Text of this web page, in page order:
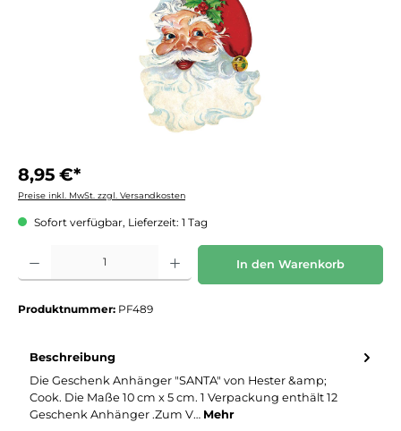
8,95 €*
Preise inkl. MwSt. zzgl. Versandkosten
Sofort verfügbar, Lieferzeit: 1 Tag
Produkt Anzahl: Gib den gewünschten Wert ein oder benutze die Schaltflächen um
In den Warenkorb
Produktnummer: PF489
Beschreibung
Die Geschenk Anhänger "SANTA" von Hester &amp;
Cook. Die Maße 10 cm x 5 cm. 1 Verpackung enthält 12
Geschenk Anhänger .Zum V… Mehr